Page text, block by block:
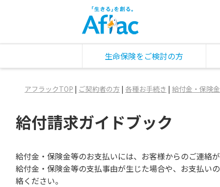
生命保険をご検討の方
アフラックTOP | ご契約者の方 | 各種お手続き | 給付金・保険
給付請求ガイドブック
給付金・保険金等のお支払いには、お客様からのご連絡
給付金・保険金等の支払事由が生じた場合や、お支払い
絡ください。